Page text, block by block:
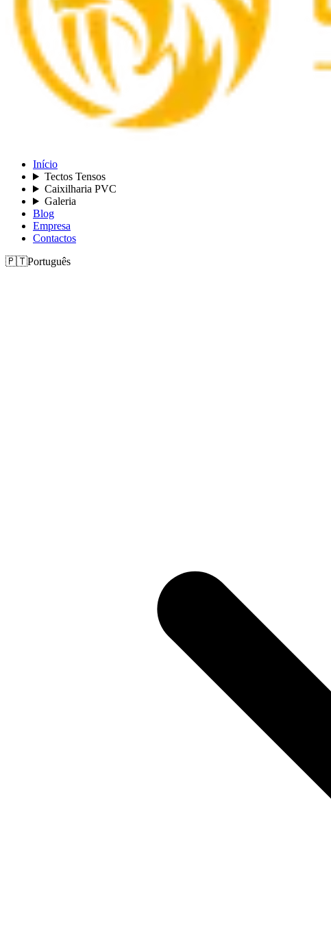
Início
Tectos Tensos
Caixilharia PVC
Galeria
Blog
Empresa
Contactos
🇵🇹Português